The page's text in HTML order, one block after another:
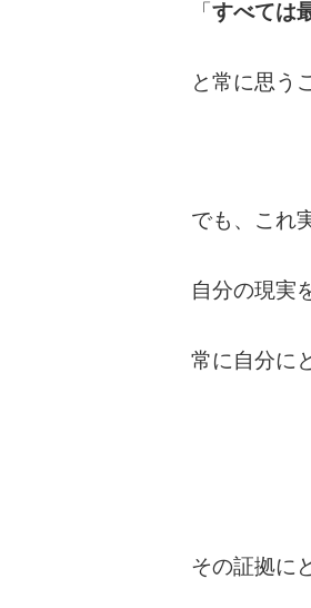
「すべては
と常に思う
でも、これ
自分の現実
常に自分に
その証拠に